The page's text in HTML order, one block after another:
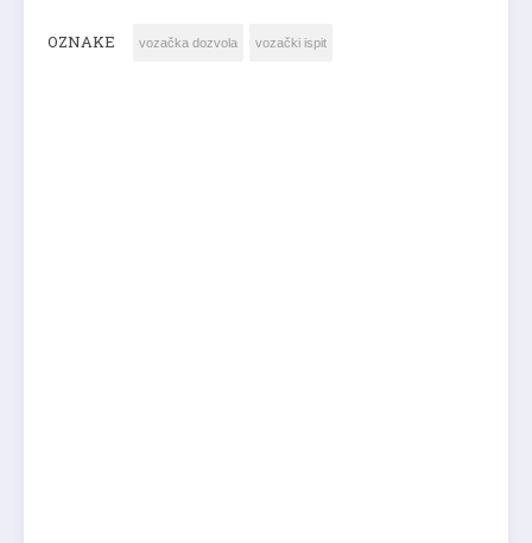
OZNAKE vozačka dozvola vozački ispit